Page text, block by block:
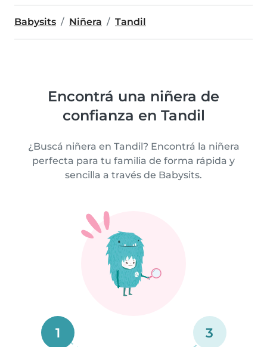
Babysits Niñera Tandil
Encontrá una niñera de
confianza en Tandil
¿Buscá niñera en Tandil? Encontrá la niñera
perfecta para tu familia de forma rápida y
sencilla a través de Babysits.
1 3